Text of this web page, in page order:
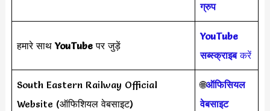
ग्रुप
हमारे साथYouTubeपर जुड़ें
YouTube
सब्स्क्राइबकरें
South Eastern Railway Official
Website (ऑफिशियल वेबसाइट)
🌐ऑफिसियल
वेबसाइट